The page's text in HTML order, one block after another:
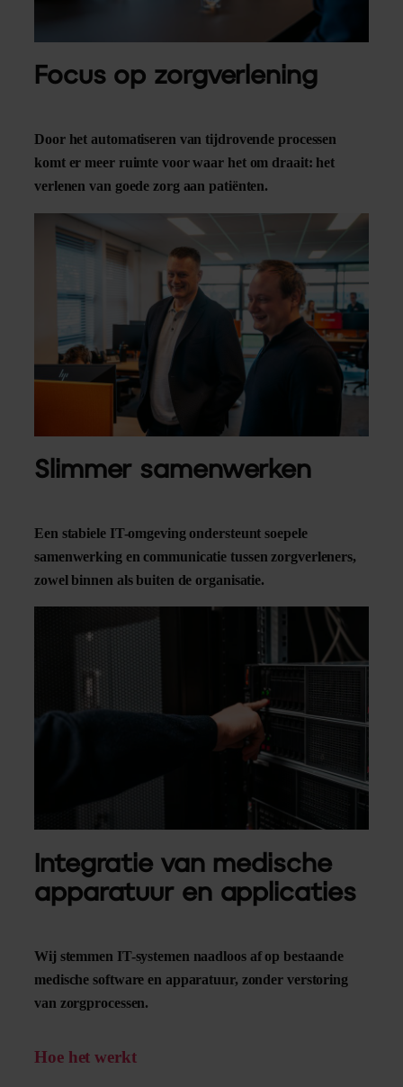
Focus op zorgverlening
Door het automatiseren van tijdrovende processen
komt er meer ruimte voor waar het om draait: het
verlenen van goede zorg aan patiënten.
Slimmer samenwerken
Een stabiele IT-omgeving ondersteunt soepele
samenwerking en communicatie tussen zorgverleners,
zowel binnen als buiten de organisatie.
Integratie van medische
apparatuur en applicaties
Wij stemmen IT-systemen naadloos af op bestaande
medische software en apparatuur, zonder verstoring
van zorgprocessen.
Hoe het werkt